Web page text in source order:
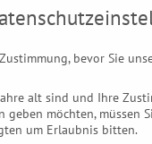
bevor Sie
alt sind und Ihre
möchten, müssen
um Erlaubnis bitten.